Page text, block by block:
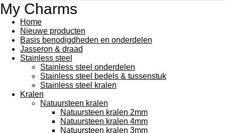
My Charms
Home
Nieuwe producten
Basis benodigdheden en onderdelen
Jasseron & draad
Stainless steel
Stainless steel onderdelen
Stainless steel bedels & tussenstuk
Stainless steel kralen
Kralen
Natuursteen kralen
Natuursteen kralen 2mm
Natuursteen kralen 4mm
Natuursteen kralen 3mm